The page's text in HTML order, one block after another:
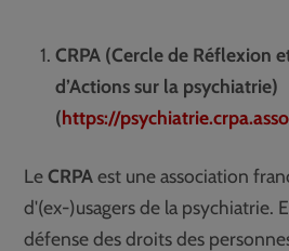
CRPA (Cercle de Réflexion
d’Actions sur la psychiatrie)
(https://
LeCRPAest une association
d'(ex-)usagers de la psychiatrie.
défense des droits des